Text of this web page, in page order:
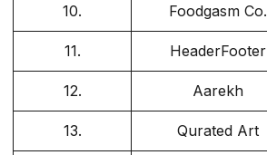
10. Foodgasm Co.
11. HeaderFooter
12. Aarekh
13. Qurated Art